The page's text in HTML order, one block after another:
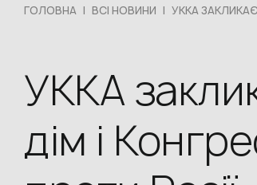
ГОЛОВНА | ВСІ НОВИНИ | УККА
УККА
дім і